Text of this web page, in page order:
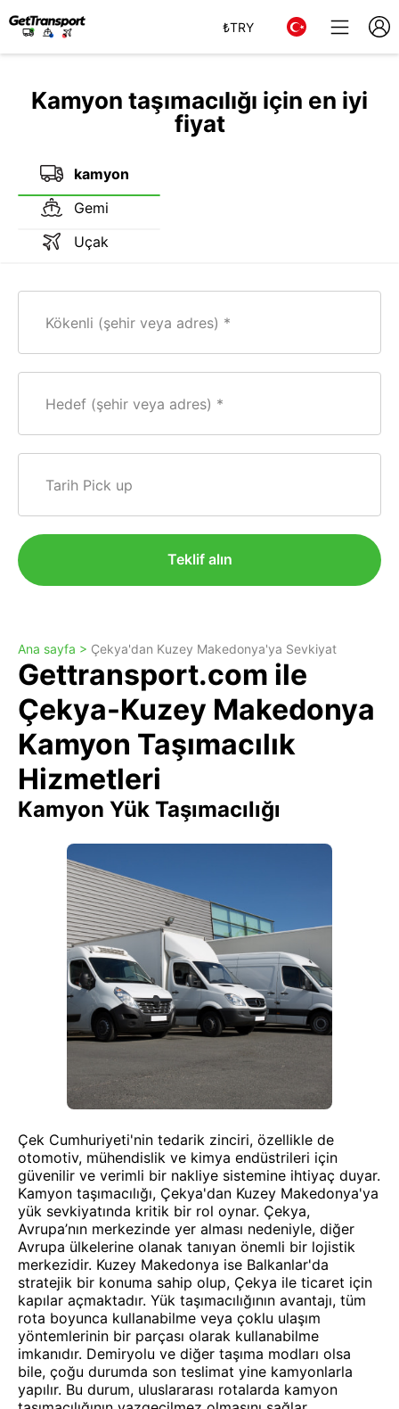
₺TRY
Kamyon taşımacılığı için en iyi
fiyat
kamyon
Gemi
Uçak
Kökenli (şehir veya adres)
Hedef (şehir veya adres)
Tarih Pick up
Teklif alın
Ana sayfa > Çekya'dan Kuzey Makedonya'ya Sevkiyat
Gettransport.com ile
Çekya-Kuzey Makedonya
Kamyon Taşımacılık
Hizmetleri
Kamyon Yük Taşımacılığı
Çek Cumhuriyeti'nin tedarik zinciri, özellikle de
otomotiv, mühendislik ve kimya endüstrileri için
güvenilir ve verimli bir nakliye sistemine ihtiyaç duyar.
Kamyon taşımacılığı, Çekya'dan Kuzey Makedonya'ya
yük sevkiyatında kritik bir rol oynar. Çekya,
Avrupa’nın merkezinde yer alması nedeniyle, diğer
Avrupa ülkelerine olanak tanıyan önemli bir lojistik
merkezidir. Kuzey Makedonya ise Balkanlar'da
stratejik bir konuma sahip olup, Çekya ile ticaret için
kapılar açmaktadır. Yük taşımacılığının avantajı, tüm
rota boyunca kullanabilme veya çoklu ulaşım
yöntemlerinin bir parçası olarak kullanabilme
imkanıdır. Demiryolu ve diğer taşıma modları olsa
bile, çoğu durumda son teslimat yine kamyonlarla
yapılır. Bu durum, uluslararası rotalarda kamyon